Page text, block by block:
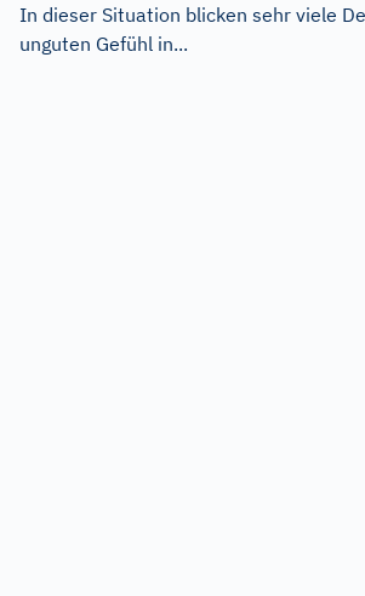
In dieser Situation blicken sehr viele
unguten Gefühl in...